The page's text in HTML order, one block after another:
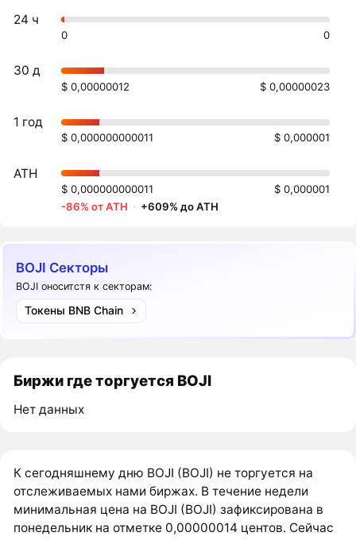
24 ч
0 0
30 д
$ 0,00000012 $ 0,00000023
1 год
$ 0,000000000011 $ 0,000001
ATH
$ 0,000000000011
$ 0,000001
-86% от ATH · +609% до ATH
BOJI Секторы
BOJI оноситстя к секторам:
Токены BNB Chain
Биржи где торгуется BOJI
Нет данных
К сегодняшнему дню BOJI (BOJI) не торгуется на
отслеживаемых нами биржах. В течение недели
минимальная цена на BOJI (BOJI) зафиксирована в
понедельник на отметке 0,00000014 центов. Сейчас